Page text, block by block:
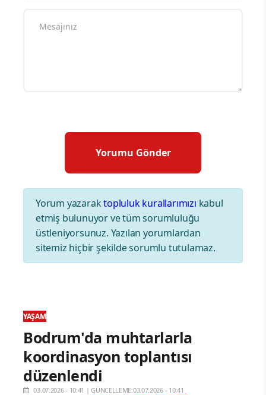
Yorum yazaraktopluluk kurallarımızı kabul
etmiş bulunuyor ve tüm sorumluluğu
üstleniyorsunuz. Yazılan yorumlardan
sitemiz hiçbir şekilde sorumlu tutulamaz.
YAŞAM
Bodrum'da muhtarlarla
koordinasyon toplantısı
düzenlendi
03.07.2026 - 10:41 |GÜNCELLEME:03.07.2026 - 10:41